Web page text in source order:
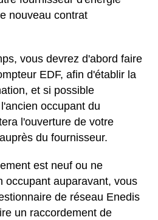
nouveau contrat
vous devrez d'abord faire
EDF, afin d'établir la
et si possible
occupant du
l'ouverture de votre
du fournisseur.
est neuf ou ne
occupant auparavant, vous
de réseau Enedis
un raccordement de